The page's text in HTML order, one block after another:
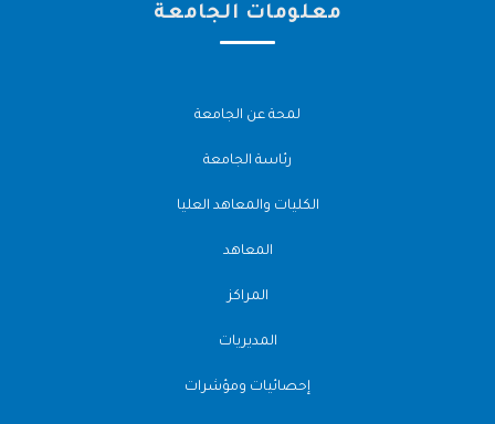
معلومات الجامعة
لمحة عن الجامعة
رئاسة الجامعة
الكليات والمعاهد العليا
المعاهد
المراكز
المديريات
إحصائيات ومؤشرات